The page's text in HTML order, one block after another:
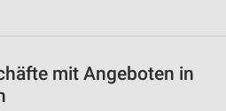
mit Angeboten in